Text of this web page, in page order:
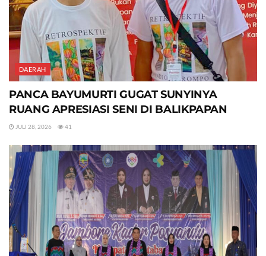
DAERAH
PANCA BAYUMURTI GUGAT SUNYINYA
RUANG APRESIASI SENI DI BALIKPAPAN
JULI 28, 2026 41